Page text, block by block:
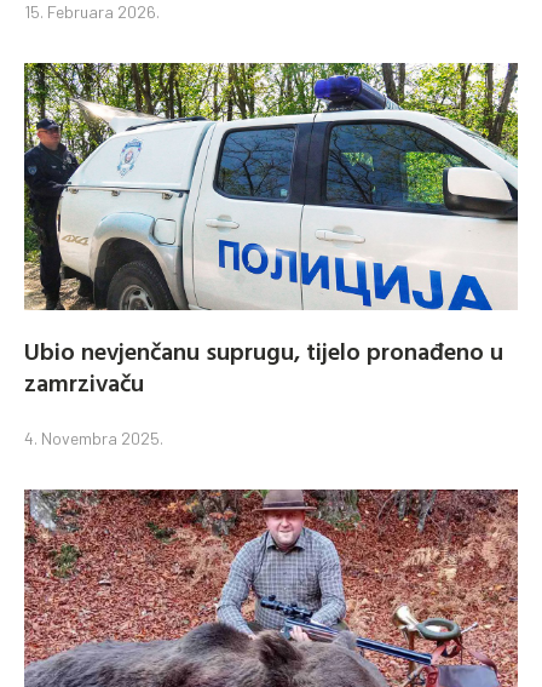
15. Februara 2026.
Ubio nevjenčanu suprugu, tijelo pronađeno u
zamrzivaču
4. Novembra 2025.